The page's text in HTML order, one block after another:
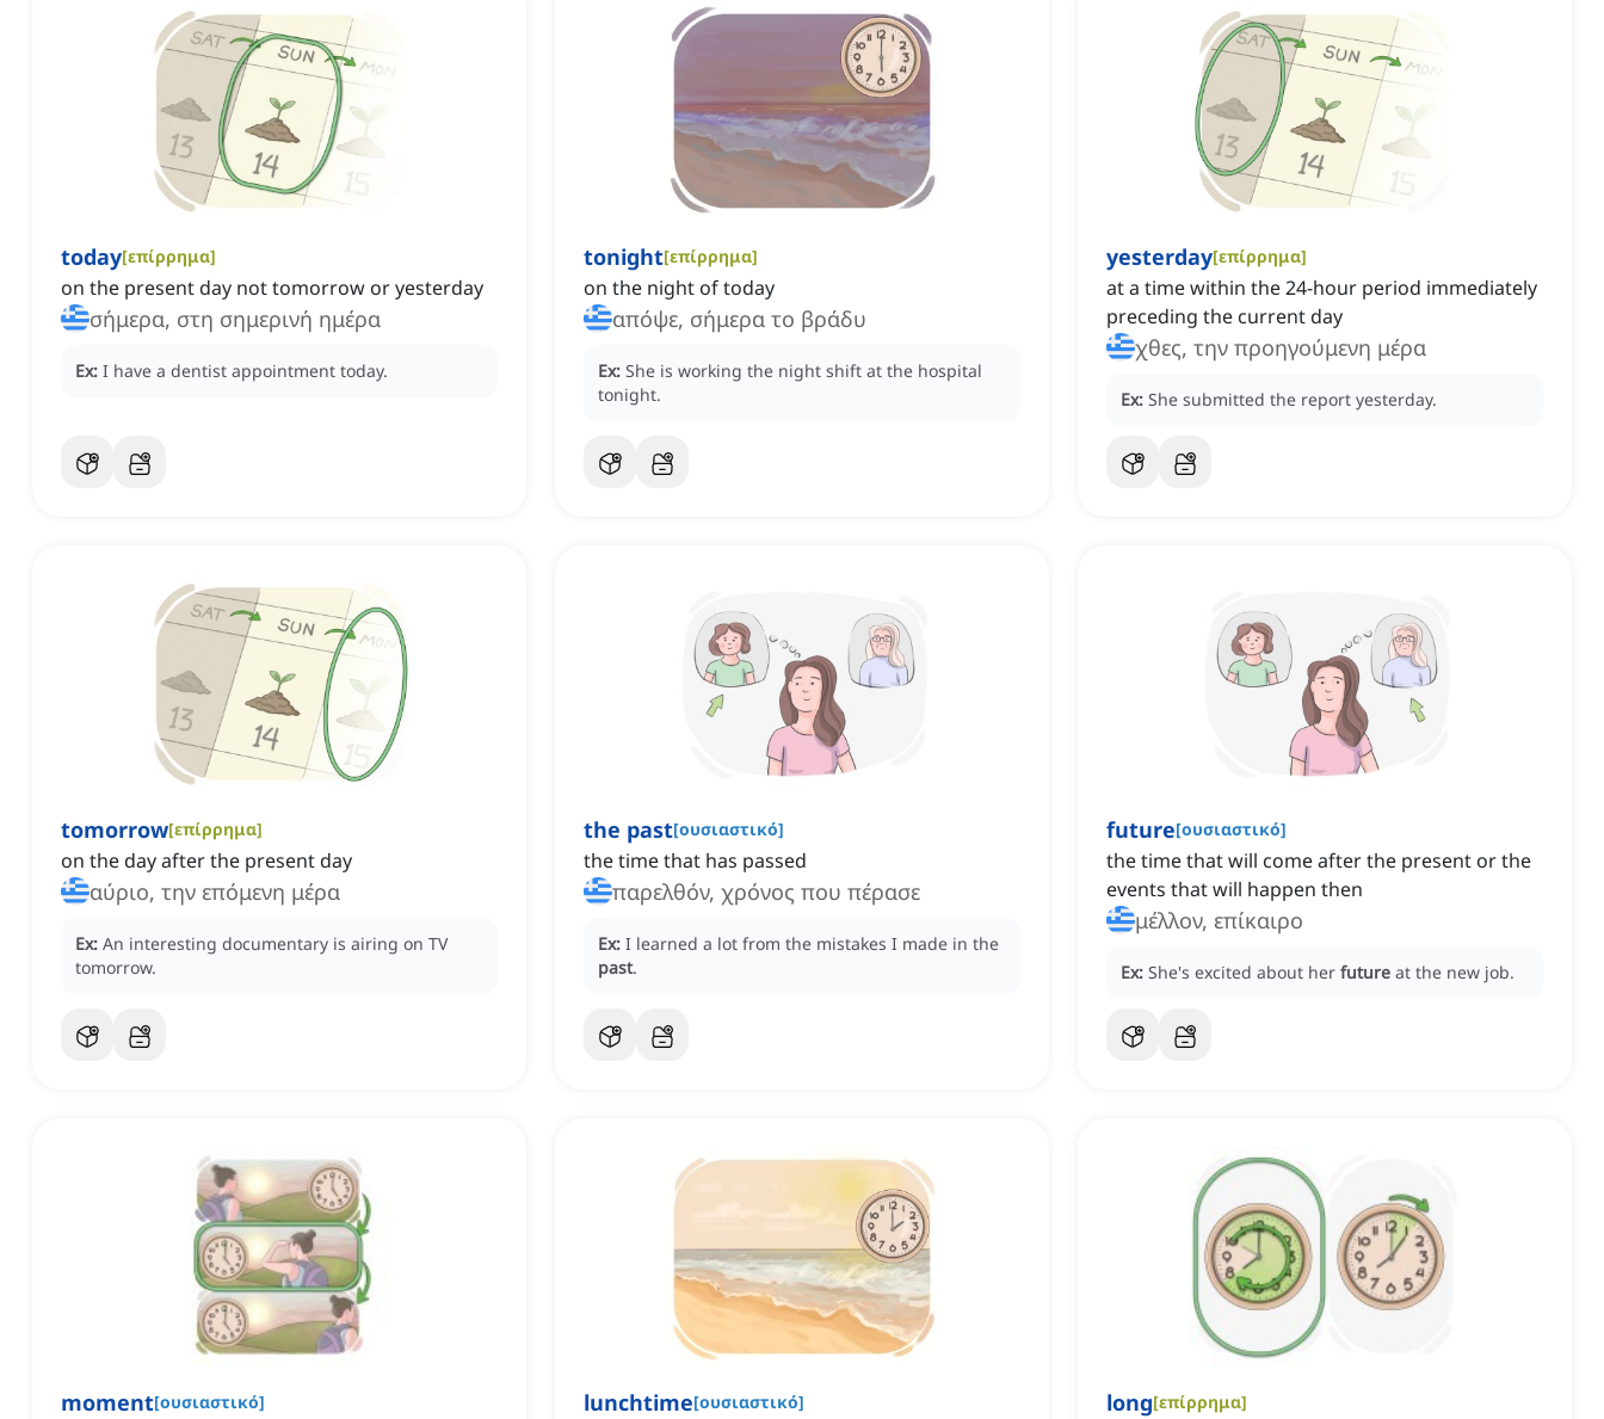
today[επίρρημα]
on the present day not tomorrow or yesterday
σήμερα, στη σημερινή ημέρα
Ex: I have a dentist appointment today.
tonight[επίρρημα]
on the night of today
απόψε, σήμερα το βράδυ
Ex: She is working the night shift at the hospital
tonight.
yesterday[επίρρημα]
at a time within the 24-hour period immediately
preceding the current day
χθες, την προηγούμενη μέρα
Ex: She submitted the report yesterday.
tomorrow[επίρρημα]
on the day after the present day
αύριο, την επόμενη μέρα
Ex: An interesting documentary is airing on TV
tomorrow.
the past[ουσιαστικό]
the time that has passed
παρελθόν, χρόνος που πέρασε
Ex: I learned a lot from the mistakes I made in the
past.
future[ουσιαστικό]
the time that will come after the present or the
events that will happen then
μέλλον, επίκαιρο
Ex: She's excited about her future at the new job.
moment[ουσιαστικό] lunchtime[ουσιαστικό] long[επίρρημα]